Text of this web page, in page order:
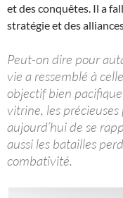
et des conquêtes. Il a
stratégie et des
Peut-on dire pour
vie a ressemblé à
objectif bien
vitrine, les
aujourd’hui de se
aussi les batailles
combativité.